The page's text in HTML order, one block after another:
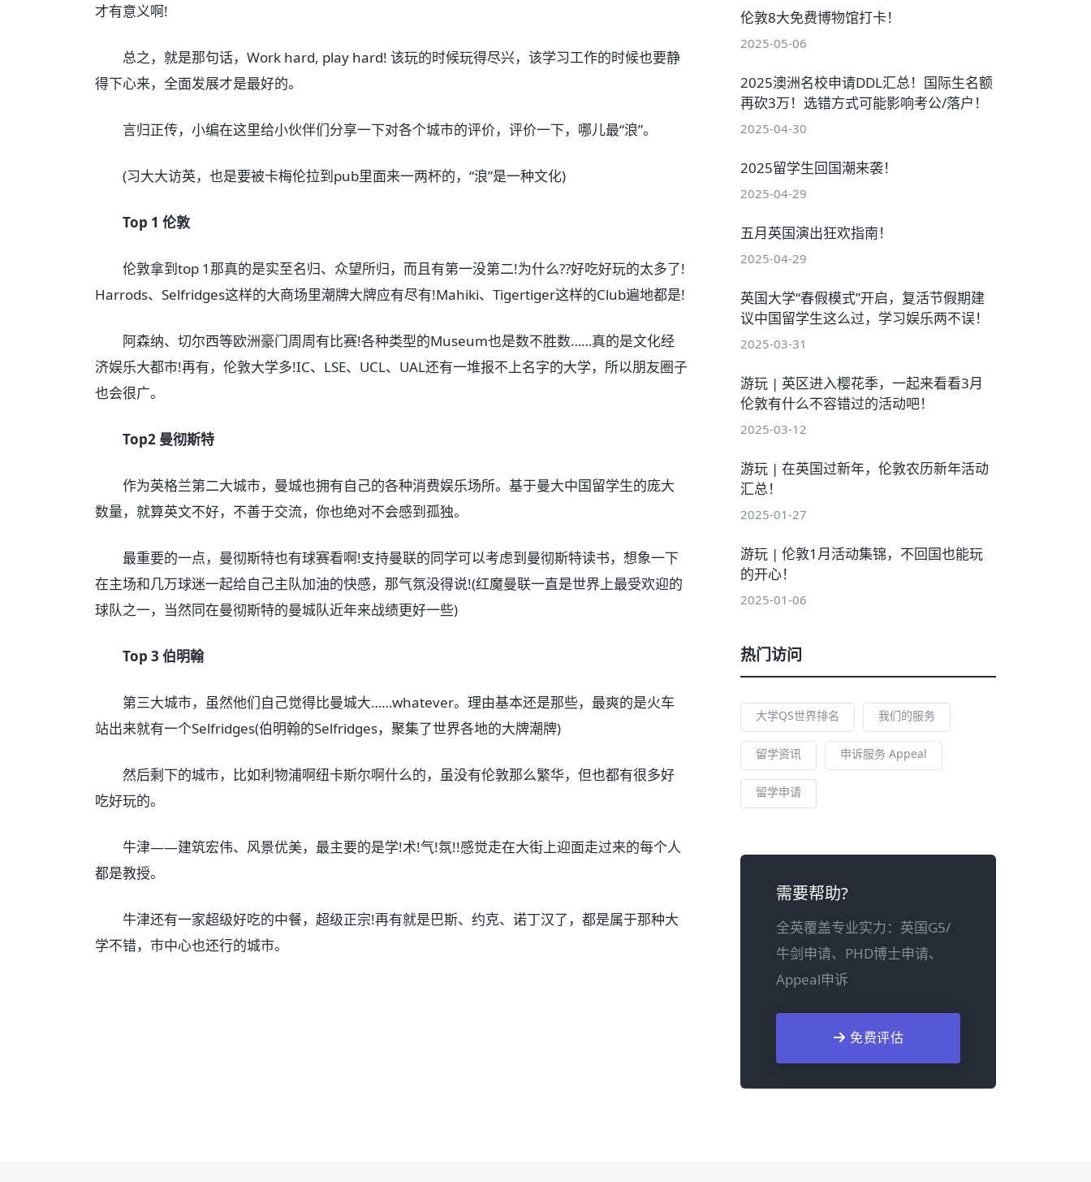
才有意义啊!
总之，就是那句话，Work hard, play hard! 该玩的时候玩得尽兴，该学习工作的时候也要静
得下心来，全面发展才是最好的。
言归正传，小编在这里给小伙伴们分享一下对各个城市的评价，评价一下，哪儿最“浪”。
(习大大访英，也是要被卡梅伦拉到pub里面来一两杯的，“浪”是一种文化)
Top 1 伦敦
伦敦拿到top 1那真的是实至名归、众望所归，而且有第一没第二!为什么??好吃好玩的太多了!
Harrods、Selfridges这样的大商场里潮牌大牌应有尽有!Mahiki、Tigertiger这样的Club遍地都是!
阿森纳、切尔西等欧洲豪门周周有比赛!各种类型的Museum也是数不胜数……真的是文化经
济娱乐大都市!再有，伦敦大学多!IC、LSE、UCL、UAL还有一堆报不上名字的大学，所以朋友圈子
也会很广。
Top2 曼彻斯特
作为英格兰第二大城市，曼城也拥有自己的各种消费娱乐场所。基于曼大中国留学生的庞大
数量，就算英文不好，不善于交流，你也绝对不会感到孤独。
最重要的一点，曼彻斯特也有球赛看啊!支持曼联的同学可以考虑到曼彻斯特读书，想象一下
在主场和几万球迷一起给自己主队加油的快感，那气氛没得说!(红魔曼联一直是世界上最受欢迎的
球队之一，当然同在曼彻斯特的曼城队近年来战绩更好一些)
Top 3 伯明翰
第三大城市，虽然他们自己觉得比曼城大……whatever。理由基本还是那些，最爽的是火车
站出来就有一个Selfridges(伯明翰的Selfridges，聚集了世界各地的大牌潮牌)
然后剩下的城市，比如利物浦啊纽卡斯尔啊什么的，虽没有伦敦那么繁华，但也都有很多好
吃好玩的。
牛津——建筑宏伟、风景优美，最主要的是学!术!气!氛!!感觉走在大街上迎面走过来的每个人
都是教授。
牛津还有一家超级好吃的中餐，超级正宗!再有就是巴斯、约克、诺丁汉了，都是属于那种大
学不错，市中心也还行的城市。
伦敦8大免费博物馆打卡！
2025-05-06
2025澳洲名校申请DDL汇总！国际生名额
再砍3万！选错方式可能影响考公/落户！
2025-04-30
2025留学生回国潮来袭！
2025-04-29
五月英国演出狂欢指南！
2025-04-29
英国大学“春假模式”开启，复活节假期建
议中国留学生这么过，学习娱乐两不误！
2025-03-31
游玩 | 英区进入樱花季，一起来看看3月
伦敦有什么不容错过的活动吧！
2025-03-12
游玩 | 在英国过新年，伦敦农历新年活动
汇总！
2025-01-27
游玩 | 伦敦1月活动集锦，不回国也能玩
的开心！
2025-01-06
热门访问
大学QS世界排名 我们的服务
留学资讯 申诉服务 Appeal
留学申请
需要帮助?
全英覆盖专业实力：英国G5/
牛剑申请、PHD博士申请、
Appeal申诉
免费评估